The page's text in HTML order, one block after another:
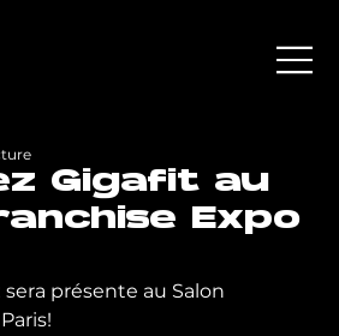
Gigafit au
Expo
présente au Salon